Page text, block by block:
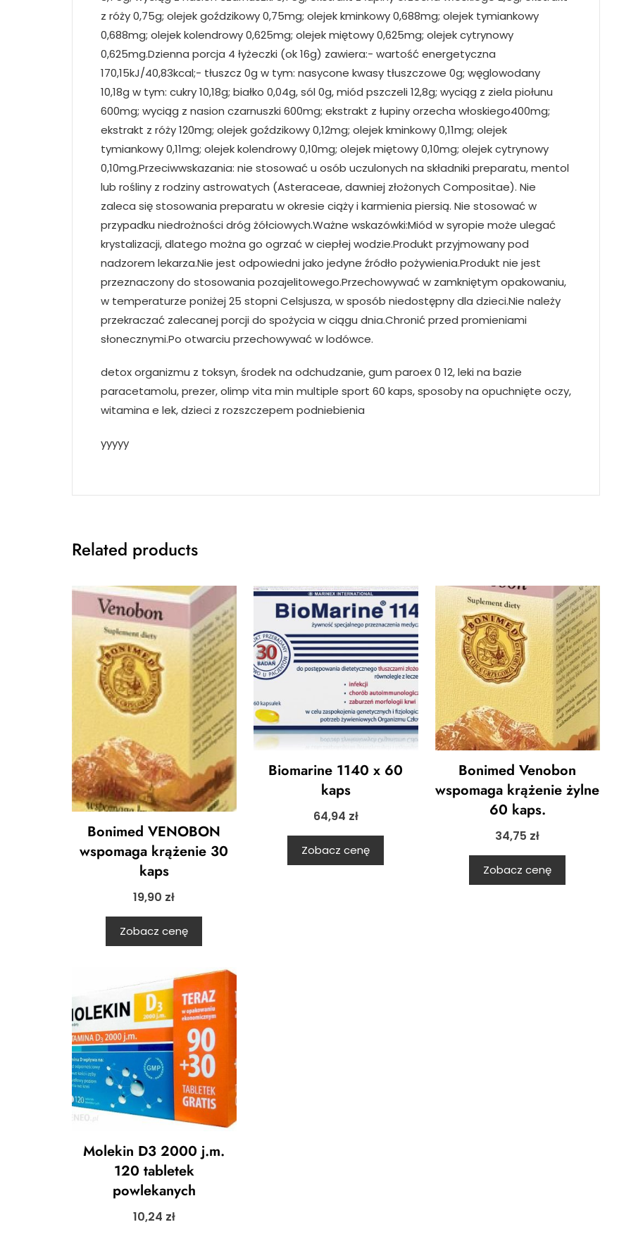
z róży 0,75g; olejek goździkowy 0,75mg; olejek kminkowy 0,688mg; olejek tymiankowy
0,688mg; olejek kolendrowy 0,625mg; olejek miętowy 0,625mg; olejek cytrynowy
0,625mg.Dzienna porcja 4 łyżeczki (ok 16g) zawiera:- wartość energetyczna
170,15kJ/40,83kcal;- tłuszcz 0g w tym: nasycone kwasy tłuszczowe 0g; węglowodany
10,18g w tym: cukry 10,18g; białko 0,04g, sól 0g, miód pszczeli 12,8g; wyciąg z ziela piołunu
600mg; wyciąg z nasion czarnuszki 600mg; ekstrakt z łupiny orzecha włoskiego400mg;
ekstrakt z róży 120mg; olejek goździkowy 0,12mg; olejek kminkowy 0,11mg; olejek
tymiankowy 0,11mg; olejek kolendrowy 0,10mg; olejek miętowy 0,10mg; olejek cytrynowy
0,10mg.Przeciwwskazania: nie stosować u osób uczulonych na składniki preparatu, mentol
lub rośliny z rodziny astrowatych (Asteraceae, dawniej złożonych Compositae). Nie
zaleca się stosowania preparatu w okresie ciąży i karmienia piersią. Nie stosować w
przypadku niedrożności dróg żółciowych.Ważne wskazówki:Miód w syropie może ulegać
krystalizacji, dlatego można go ogrzać w ciepłej wodzie.Produkt przyjmowany pod
nadzorem lekarza.Nie jest odpowiedni jako jedyne źródło pożywienia.Produkt nie jest
przeznaczony do stosowania pozajelitowego.Przechowywać w zamkniętym opakowaniu,
w temperaturze poniżej 25 stopni Celsjusza, w sposób niedostępny dla dzieci.Nie należy
przekraczać zalecanej porcji do spożycia w ciągu dnia.Chronić przed promieniami
słonecznymi.Po otwarciu przechowywać w lodówce.
detox organizmu z toksyn, środek na odchudzanie, gum paroex 0 12, leki na bazie
paracetamolu, prezer, olimp vita min multiple sport 60 kaps, sposoby na opuchnięte oczy,
witamina e lek, dzieci z rozszczepem podniebienia
yyyyy
Related products
Bonimed VENOBON
wspomaga krążenie 30
kaps
19,90 zł
Zobacz cenę
Biomarine 1140 x 60
kaps
64,94 zł
Zobacz cenę
Bonimed Venobon
wspomaga krążenie żylne
60 kaps.
34,75 zł
Zobacz cenę
Molekin D3 2000 j.m.
120 tabletek
powlekanych
10,24 zł